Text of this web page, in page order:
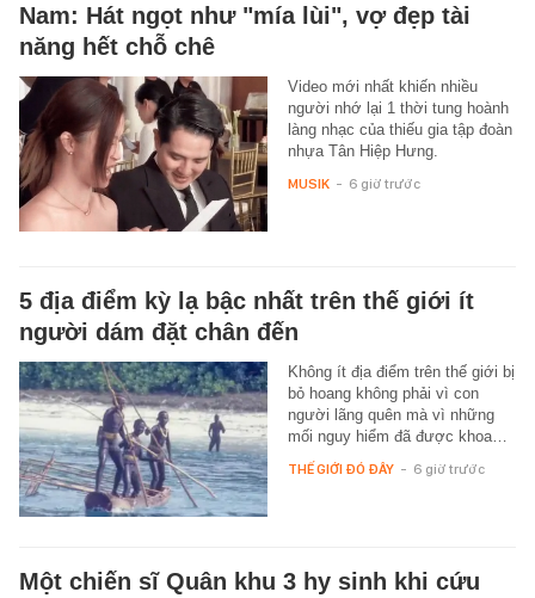
Nam: Hát ngọt như "mía lùi", vợ đẹp tài
năng hết chỗ chê
Video mới nhất khiến nhiều
người nhớ lại 1 thời tung hoành
làng nhạc của thiếu gia tập đoàn
nhựa Tân Hiệp Hưng.
MUSIK - 6 giờ trước
5 địa điểm kỳ lạ bậc nhất trên thế giới ít
người dám đặt chân đến
Không ít địa điểm trên thế giới bị
bỏ hoang không phải vì con
người lãng quên mà vì những
mối nguy hiểm đã được khoa…
THẾ GIỚI ĐÓ ĐÂY - 6 giờ trước
Một chiến sĩ Quân khu 3 hy sinh khi cứu